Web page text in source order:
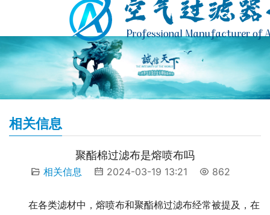
相关信息
聚酯棉过滤布是熔喷布吗
相关信息 2024-03-19 13:21 862
在各类滤材中，熔喷布和聚酯棉过滤布经常被提及，在